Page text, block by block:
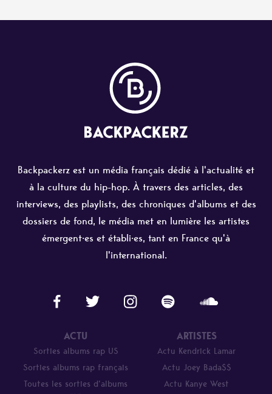
Backpackerz est un média français dédié à l'actualité et
à la culture du hip-hop. À travers des articles, des
interviews, des playlists, des chroniques d'albums et des
dossiers de fond, le média met en lumière les artistes
émergent·es et établi·es, tant en France qu'à
l'international.
ACTU
Sorties albums rap US
Sorties albums rap français
Toutes les sorties d’albums
ARTISTES
Actu Kendrick Lamar
Actu Joey Bada$$
Actu Kanye West